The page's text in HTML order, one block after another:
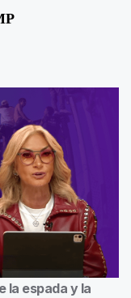
la espada y la